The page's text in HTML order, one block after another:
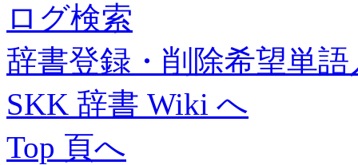
ログ検索
辞書登録・削除希望単
SKK 辞書 Wiki へ
Top 頁へ